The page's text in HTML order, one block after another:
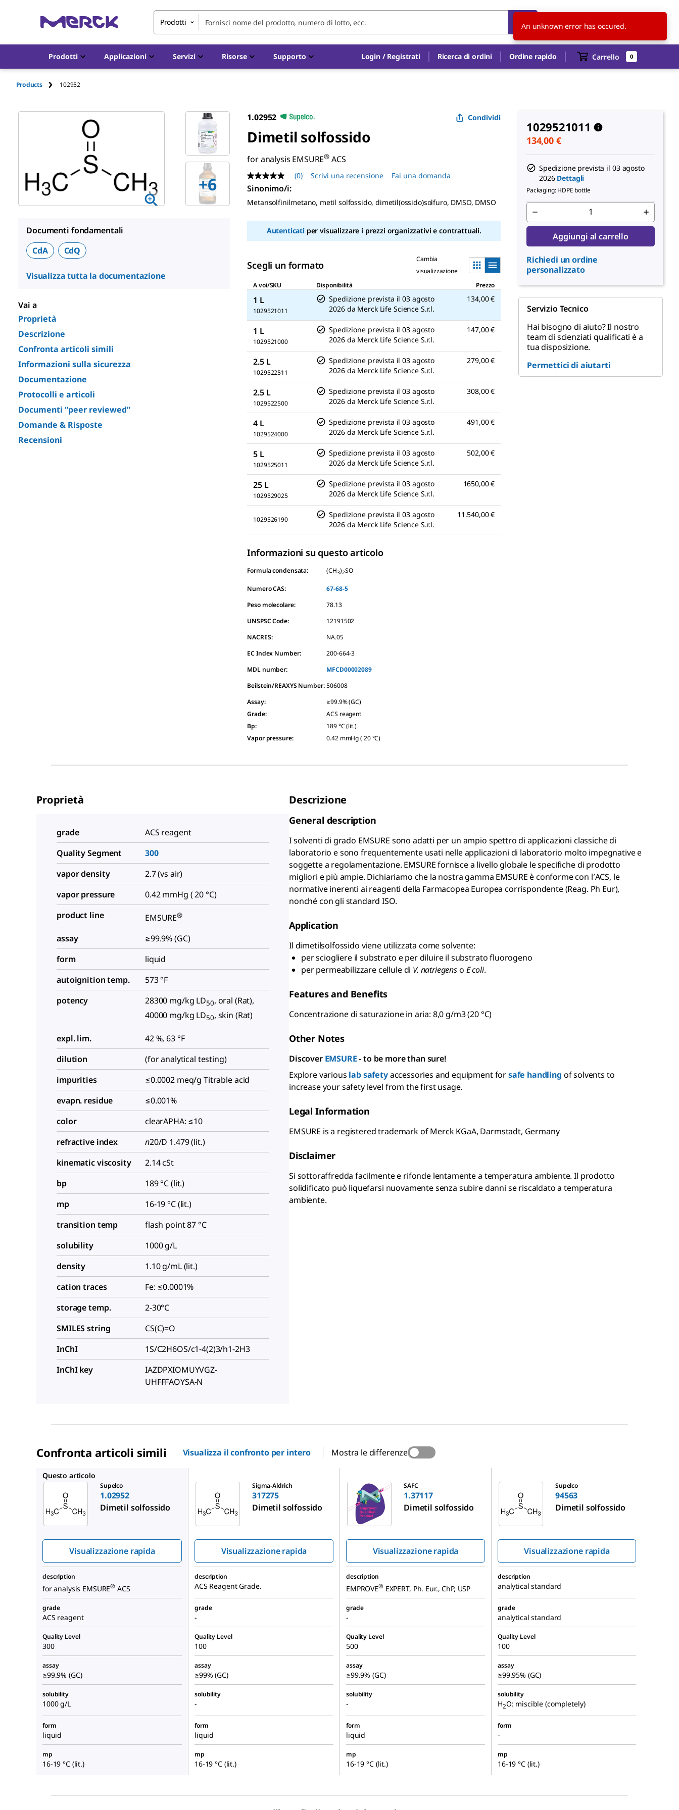
Prodotti IT
Prodotti Applicazioni Servizi Risorse Supporto Login / Registrati Ricerca di ordini Ordine rapido Carrello 0
Products 102952
+6
Documenti fondamentali
CdA
CdQ
Visualizza tutta la documentazione
Vai a
Proprietà
Descrizione
Confronta articoli simili
Informazioni sulla sicurezza
Documentazione
Protocolli e articoli
Documenti “peer reviewed”
Domande & Risposte
Recensioni
1.02952 Condividi
Dimetil solfossido
for analysis EMSURE® ACS
Nessuna
valutazione
link
pagina.
(0) Scrivi una recensione Fai una domanda
Sinonimo/i:
Metansolfinilmetano, metil solfossido, dimetil(ossido)solfuro, DMSO, DMSO
Autenticatiper visualizzare i prezzi organizzativi e contrattuali.
Scegli un formato
Cambia
visualizzazione
A voi/SKU
Disponibilità Prezzo
1 L
1029521011
Spedizione prevista il 03 agosto
2026 da Merck Life Science S.r.l.
134,00 €
1 L
1029521000
Spedizione prevista il 03 agosto
2026 da Merck Life Science S.r.l.
147,00 €
2.5 L
1029522511
Spedizione prevista il 03 agosto
2026 da Merck Life Science S.r.l.
279,00 €
2.5 L
1029522500
Spedizione prevista il 03 agosto
2026 da Merck Life Science S.r.l.
308,00 €
4 L
1029524000
Spedizione prevista il 03 agosto
2026 da Merck Life Science S.r.l.
491,00 €
5 L
1029525011
Spedizione prevista il 03 agosto
2026 da Merck Life Science S.r.l.
502,00 €
25 L
1029529025
Spedizione prevista il 03 agosto
2026 da Merck Life Science S.r.l.
1650,00 €
1029526190
Spedizione prevista il 03 agosto
2026 da Merck Life Science S.r.l.
11.540,00 €
Informazioni su questo articolo
Formula condensata: (CH3)2SO
Numero CAS:
67-68-5
Peso molecolare:
78.13
UNSPSC Code:
12191502
NACRES:
NA.05
EC Index Number:
200-664-3
MDL number:
MFCD00002089
Beilstein/REAXYS Number: 506008
Assay:
≥99.9% (GC)
Grade:
ACS reagent
Bp:
189 °C (lit.)
Vapor pressure: 0.42 mmHg ( 20 °C)
1029521011
134,00 €
Spedizione prevista il 03 agosto
2026 Dettagli
Packaging: HDPE bottle
Aggiungi al carrello
Richiedi un ordine
personalizzato
Servizio Tecnico
Hai bisogno di aiuto? Il nostro
team di scienziati qualificati è a
tua disposizione.
Permettici di aiutarti
Proprietà
grade
ACS reagent
Quality Segment
300
vapor density
2.7 (vs air)
vapor pressure
0.42 mmHg ( 20 °C)
product line
EMSURE®
assay
≥99.9% (GC)
form
liquid
autoignition temp.
573 °F
potency
28300 mg/kg LD50, oral (Rat),
40000 mg/kg LD50, skin (Rat)
expl. lim.
42 %, 63 °F
dilution
(for analytical testing)
impurities
≤0.0002 meq/g Titrable acid
evapn. residue
≤0.001%
color
clearAPHA: ≤10
refractive index
n20/D 1.479 (lit.)
kinematic viscosity
2.14 cSt
bp
189 °C (lit.)
mp
16-19 °C (lit.)
transition temp
flash point 87 °C
solubility
1000 g/L
density
1.10 g/mL (lit.)
cation traces
Fe: ≤0.0001%
storage temp.
2-30°C
SMILES string
CS(C)=O
InChI
1S/C2H6OS/c1-4(2)3/h1-2H3
InChI key
IAZDPXIOMUYVGZ-
UHFFFAOYSA-N
Descrizione
General description
I solventi di grado EMSURE sono adatti per un ampio spettro di applicazioni classiche di
laboratorio e sono frequentemente usati nelle applicazioni di laboratorio molto impegnative e
soggette a regolamentazione. EMSUREfornisce a livello globale le specifiche di prodotto
migliori e più ampie. Dichiariamo che la nostra gamma EMSUREè conforme con l′ACS, le
normative inerenti ai reagenti della Farmacopea Europea corrispondente (Reag. Ph Eur),
nonché con gli standard ISO.
Application
Il dimetilsolfossido viene utilizzata come solvente:
per sciogliere il substrato e per diluire il substrato fluorogeno
per permeabilizzare cellule di V. natriegenso E coli.
Features and Benefits
Concentrazione di saturazione in aria: 8,0 g/m3 (20 °C)
Other Notes
Discover EMSURE - to be more than sure!
Explore various lab safetyaccessories and equipment forsafe handling of solvents to
increase your safety level from the first usage.
Legal Information
EMSURE is a registered trademark of Merck KGaA, Darmstadt, Germany
Disclaimer
Si sottoraffredda facilmente e rifonde lentamente a temperatura ambiente. Il prodotto
solidificato può liquefarsi nuovamente senza subire danni se riscaldato a temperatura
ambiente.
Confronta articoli simili Visualizza il confronto per intero Mostra le differenze
Questo articolo
Supelco
1.02952
Dimetil solfossido
Visualizzazione rapida
Sigma-Aldrich
317275
Dimetil solfossido
Visualizzazione rapida
SAFC
1.37117
Dimetil solfossido
Visualizzazione rapida
Supelco
94563
Dimetil solfossido
Visualizzazione rapida
description
for analysis EMSURE® ACS
description
ACS Reagent Grade.
description
EMPROVE® EXPERT, Ph. Eur., ChP, USP
description
analytical standard
grade
ACS reagent
grade
-
grade
-
grade
analytical standard
Quality Level
300
Quality Level
100
Quality Level
500
Quality Level
100
assay
≥99.9% (GC)
assay
≥99% (GC)
assay
≥99.9% (GC)
assay
≥99.95% (GC)
solubility
1000 g/L
solubility
-
solubility
-
solubility
H2O: miscible (completely)
form
liquid
form
liquid
form
liquid
form
-
mp
16-19 °C (lit.)
mp
16-19 °C (lit.)
mp
16-19 °C (lit.)
mp
16-19 °C (lit.)
An unknown error has occured.